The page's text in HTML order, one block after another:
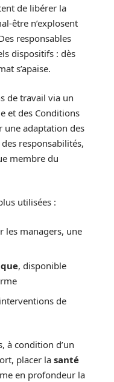
de libérer la
être n’explosent
responsables
dispositifs : dès
s’apaise.
de travail via un
et des Conditions
une adaptation des
responsabilités,
membre du
utilisées :
les managers, une
, disponible
de
à condition d’un
placer la santé
en profondeur la